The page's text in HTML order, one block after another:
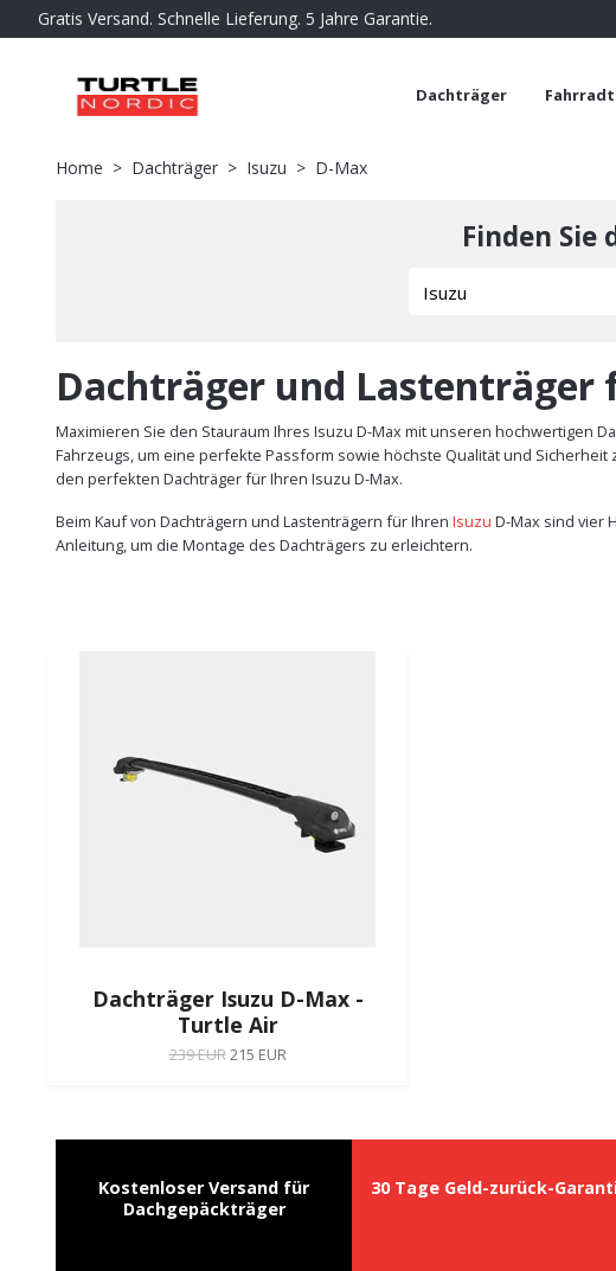
Gratis Versand. Schnelle Lieferung. 5 Jahre Garantie.
Dachträger
Home Dachträger Isuzu D-Max
Finden
Dachträger und Lastenträger
Maximieren Sie den Stauraum Ihres Isuzu D-Max mit unseren hochwertigen
Fahrzeugs, um eine perfekte Passform sowie höchste Qualität und
den perfekten Dachträger für Ihren Isuzu D-Max.
Beim Kauf von Dachträgern und Lastenträgern für Ihren Isuzu D-Max sind vier
Anleitung, um die Montage des Dachträgers zu erleichtern.
Dachträger Isuzu D-Max -
Turtle Air
239 EUR215 EUR
Kostenloser Versand für
Dachgepäckträger
30 Tage Geld-zurück-